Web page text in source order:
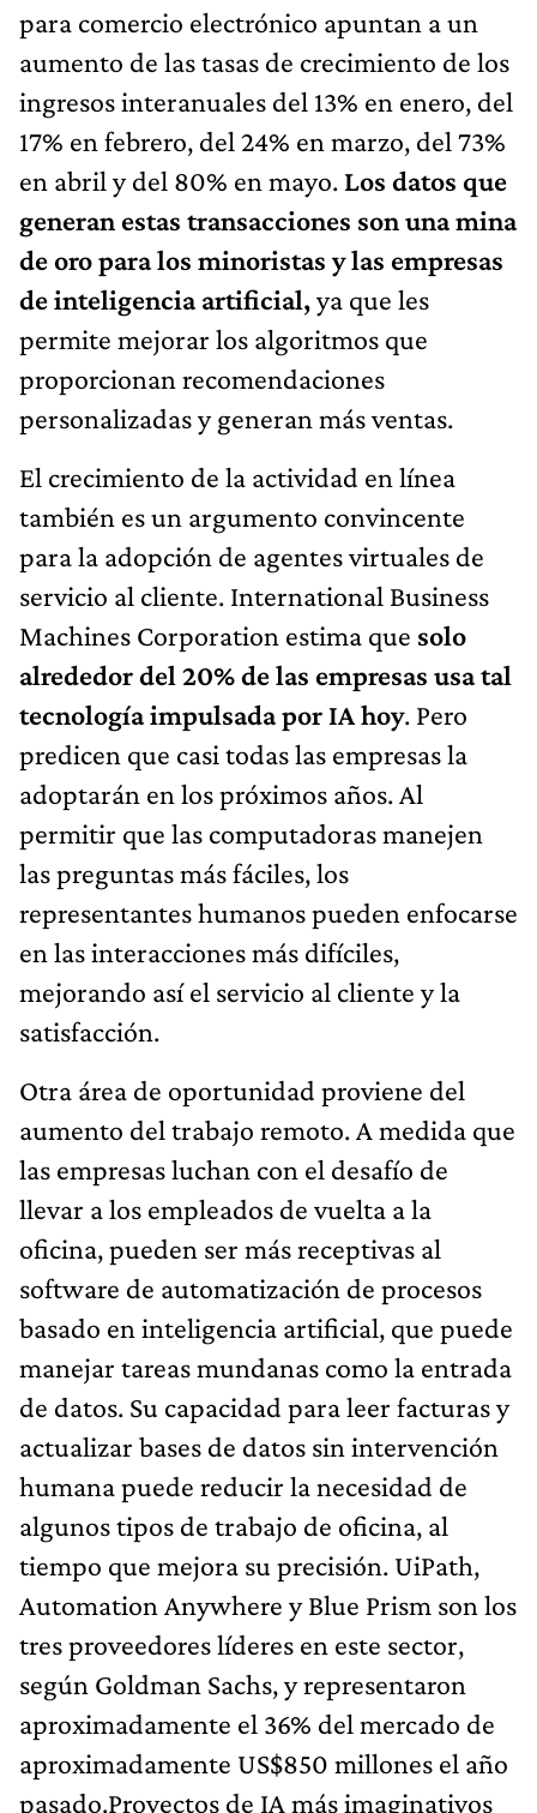
para comercio electrónico apuntan a un
aumento de las tasas de crecimiento de los
ingresos interanuales del 13% en enero, del
17% en febrero, del 24% en marzo, del 73%
en abril y del 80% en mayo. Los datos que
generan estas transacciones son una mina
de oro para los minoristas y las empresas
de inteligencia artificial,ya que les
permite mejorar los algoritmos que
proporcionan recomendaciones
personalizadas y generan más ventas.
El crecimiento de la actividad en línea
también es un argumento convincente
para la adopción de agentes virtuales de
servicio al cliente. International Business
Machines Corporation estima que solo
alrededor del 20% de las empresas usa tal
tecnología impulsada por IA hoy. Pero
predicen que casi todas las empresas la
adoptarán en los próximos años. Al
permitir que las computadoras manejen
las preguntas más fáciles, los
representantes humanos pueden enfocarse
en las interacciones más difíciles,
mejorando así el servicio al cliente y la
satisfacción.
Otra área de oportunidad proviene del
aumento del trabajo remoto. A medida que
las empresas luchan con el desafío de
llevar a los empleados de vuelta a la
oficina, pueden ser más receptivas al
software de automatización de procesos
basado en inteligencia artificial, que puede
manejar tareas mundanas como la entrada
de datos. Su capacidad para leer facturas y
actualizar bases de datos sin intervención
humana puede reducir la necesidad de
algunos tipos de trabajo de oficina, al
tiempo que mejora su precisión. UiPath,
Automation Anywhere y Blue Prism son los
tres proveedores líderes en este sector,
según Goldman Sachs, y representaron
aproximadamente el 36% del mercado de
aproximadamente US$850 millones el año
pasado.Proyectos de IA más imaginativos